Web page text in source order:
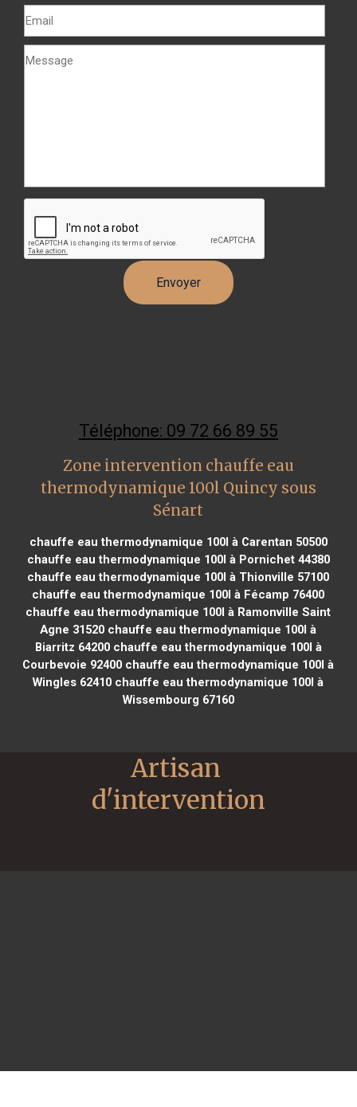
Téléphone: 09 72 66 89 55
Zone intervention chauffe eau
thermodynamique 100l Quincy sous
Sénart
chauffe eau thermodynamique 100l à Carentan 50500
chauffe eau thermodynamique 100l à Pornichet 44380
chauffe eau thermodynamique 100l à Thionville 57100
chauffe eau thermodynamique 100l à Fécamp 76400
chauffe eau thermodynamique 100l à Ramonville Saint
Agne 31520 chauffe eau thermodynamique 100l à
Biarritz 64200chauffe eau thermodynamique 100l à
Courbevoie 92400 chauffe eau thermodynamique 100l à
Wingles 62410 chauffe eau thermodynamique 100l à
Wissembourg 67160
Artisan
d'intervention